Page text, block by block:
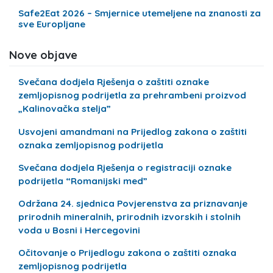
Safe2Eat 2026 – Smjernice utemeljene na znanosti za
sve Europljane
Nove objave
Svečana dodjela Rješenja o zaštiti oznake
zemljopisnog podrijetla za prehrambeni proizvod
„Kalinovačka stelja”
Usvojeni amandmani na Prijedlog zakona o zaštiti
oznaka zemljopisnog podrijetla
Svečana dodjela Rješenja o registraciji oznake
podrijetla “Romanijski med”
Održana 24. sjednica Povjerenstva za priznavanje
prirodnih mineralnih, prirodnih izvorskih i stolnih
voda u Bosni i Hercegovini
Očitovanje o Prijedlogu zakona o zaštiti oznaka
zemljopisnog podrijetla